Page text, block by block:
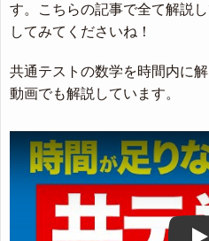
す。こちらの記事で全て解説
してみてくださいね！
共通テストの数学を時間内に
動画でも解説しています。